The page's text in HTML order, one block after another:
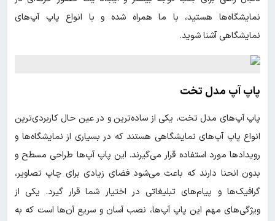
نمایشگاه‌ها هستید، با ما همراه شده و با انواع پاپ آپ‌های
نمایشگاهی آشنا شوید.
پاپ آپ مدل تخت
پاپ آپ‌های مدل تخت، یکی از ساده‌ترین و در عین حال کاربردی‌ترین
انواع پاپ آپ‌های نمایشگاهی هستند که در بسیاری از نمایشگاه‌ها و
رویدادها مورد استفاده قرار می‌گیرند. این پاپ آپ‌ها طراحی مسطح و
بدون انحنا دارند که باعث می‌شود فضای زیادی برای چاپ تصاویر،
گرافیک‌ها و پیام‌های تبلیغاتی در اختیار شما قرار گیرد. یکی از
ویژگی‌های مهم این پاپ آپ‌ها، نصب آسان و سریع آن‌ها است که به